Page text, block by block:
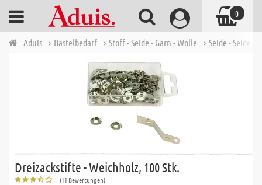
Aduis > Bastelbedarf > Stoff - Seide - Garn - Wolle > Seide -
Dreizackstifte - Weichholz, 100 Stk.
(11 Bewertungen)
0